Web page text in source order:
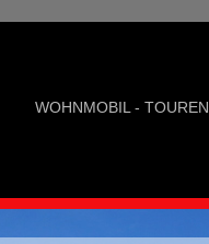
WOHNMOBIL - TOUREN